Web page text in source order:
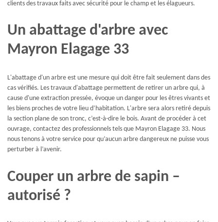
clients des travaux faits avec sécurité pour le champ et les élagueurs.
Un abattage d'arbre avec
Mayron Elagage 33
L'abattage d'un arbre est une mesure qui doit être fait seulement dans des
cas vérifiés. Les travaux d'abattage permettent de retirer un arbre qui, à
cause d'une extraction pressée, évoque un danger pour les êtres vivants et
les biens proches de votre lieu d’habitation. L'arbre sera alors retiré depuis
la section plane de son tronc, c’est-à-dire le bois. Avant de procéder à cet
ouvrage, contactez des professionnels tels que Mayron Elagage 33. Nous
nous tenons à votre service pour qu’aucun arbre dangereux ne puisse vous
perturber à l’avenir.
Couper un arbre de sapin –
autorisé ?